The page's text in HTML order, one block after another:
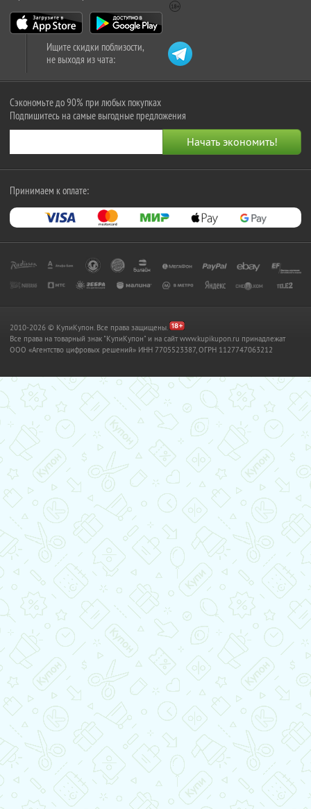
Ищите скидки поблизости,
не выходя из чата:
Сэкономьте до 90% при любых покупках
Подпишитесь на самые выгодные предложения
Принимаем к оплате:
2010-2026 © КупиКупон. Все права защищены.
Все права на товарный знак "КупиКупон" и на сайт www.kupikupon.ru принадлежат
OOO «Агентство цифровых решений» ИНН 7705523387, ОГРН 1127747063212